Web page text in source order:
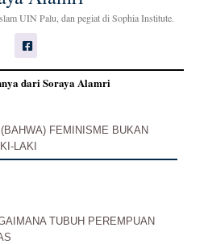
UIN Palu, dan pegiat di Sophia Institute.
dari Soraya Alamri
FEMINISME BUKAN
LAKI
TUBUH PEREMPUAN